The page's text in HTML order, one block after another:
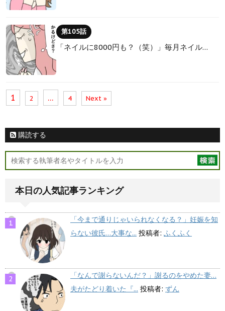
第105話
「ネイルに8000円も？（笑）」毎月ネイル…
1 2 … 4 Next »
購読する
本日の人気記事ランキング
「今まで通りじゃいられなくなる？」妊娠を知
らない彼氏…大事な... 投稿者: ふくふく
「なんで謝らないんだ？」謝るのをやめた妻…
夫がたどり着いた『... 投稿者: ずん